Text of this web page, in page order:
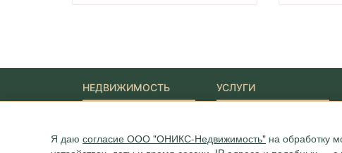
Я даю согласие ООО "ОНИКС-Недвижимость" на обработку
НЕДВИЖИМОСТЬ
Дома
Участки
УСЛУГИ